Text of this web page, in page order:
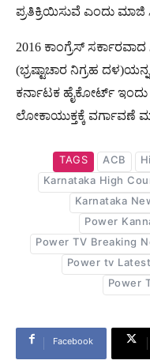
ಪ್ರತಿಕ್ರಿಯಿಸುವೆ ಎಂದು ಮಾಜಿ
2016 ಕಾಂಗ್ರೆಸ್
(ಭ್ರಷ್ಟಾಚಾರ ನಿಗ್ರಹ
ಕರ್ನಾಟಕ ಹೈಕೋರ್ಟ್ ಇಂದು​
ಲೋಕಾಯುಕ್ತಕ್ಕೆ ವರ್ಗಾವಣೆ
TAGS ACB
Karnataka High
Karnataka
Power
Power TV Breaking
Power tv
Power
Facebook